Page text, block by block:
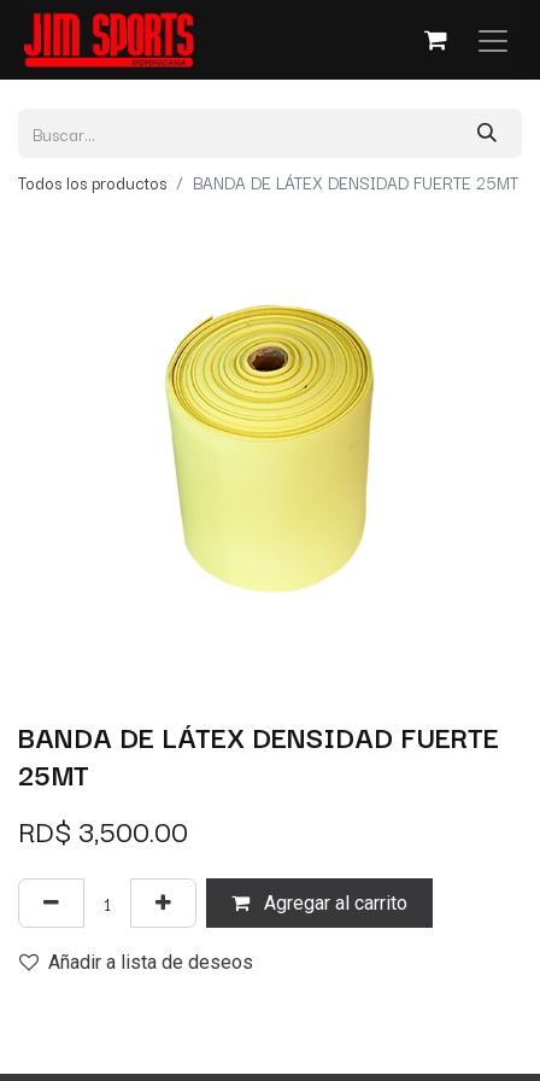
Todos los productos BANDA DE LÁTEX DENSIDAD FUERTE 25MT
BANDA DE LÁTEX DENSIDAD FUERTE
25MT
RD$ 3,500.00
Agregar al carrito
Añadir a lista de deseos